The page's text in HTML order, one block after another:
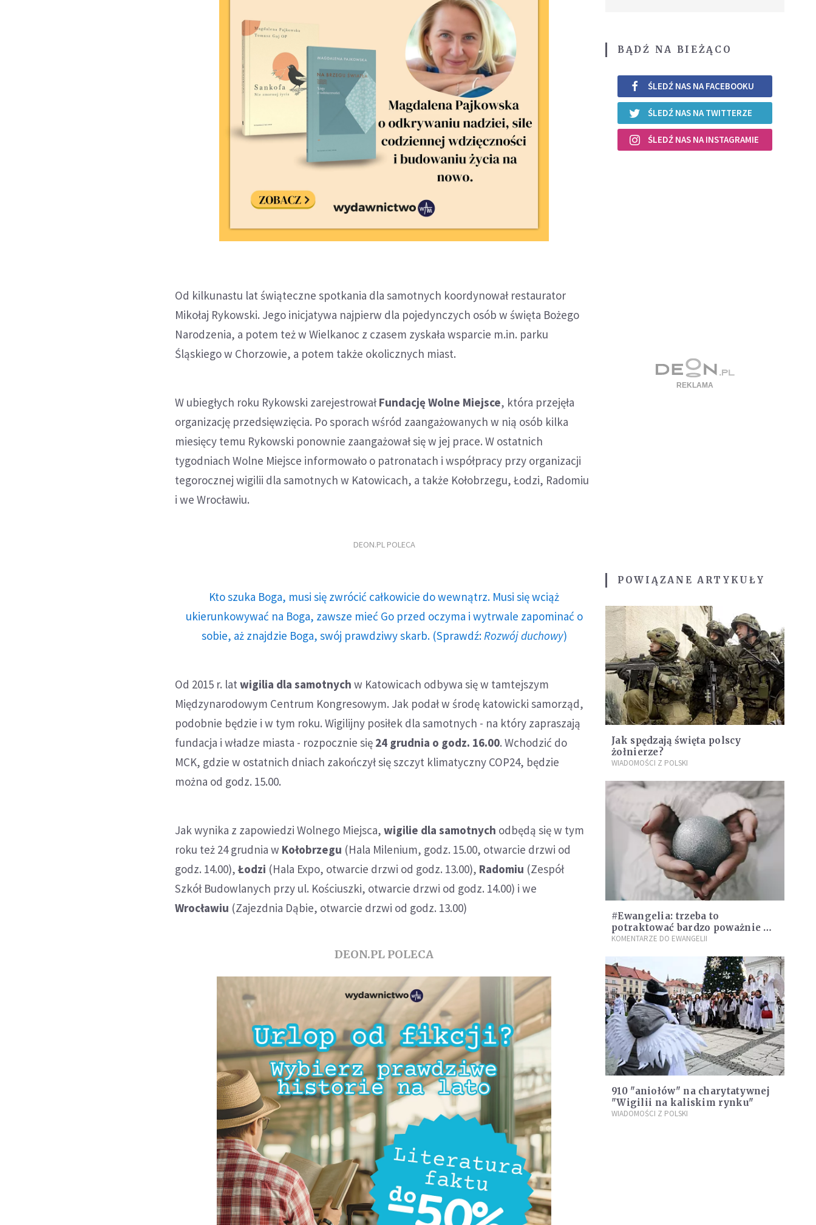
Od kilkunastu lat świąteczne spotkania dla samotnych koordynował restaurator
Mikołaj Rykowski. Jego inicjatywa najpierw dla pojedynczych osób w święta Bożego
Narodzenia, a potem też w Wielkanoc z czasem zyskała wsparcie m.in. parku
Śląskiego w Chorzowie, a potem także okolicznych miast.
W ubiegłych roku Rykowski zarejestrował Fundację Wolne Miejsce, która przejęła
organizację przedsięwzięcia. Po sporach wśród zaangażowanych w nią osób kilka
miesięcy temu Rykowski ponownie zaangażował się w jej prace. W ostatnich
tygodniach Wolne Miejsce informowało o patronatach i współpracy przy organizacji
tegorocznej wigilii dla samotnych w Katowicach, a także Kołobrzegu, Łodzi, Radomiu
i we Wrocławiu.
DEON.PL POLECA
Kto szuka Boga, musi się zwrócić całkowicie do wewnątrz. Musi się wciąż
ukierunkowywać na Boga, zawsze mieć Go przed oczyma i wytrwale zapominać o
sobie, aż znajdzie Boga, swój prawdziwy skarb. (Sprawdź: Rozwój duchowy)
Od 2015 r. latwigilia dla samotnych w Katowicach odbywa się w tamtejszym
Międzynarodowym Centrum Kongresowym. Jak podał w środę katowicki samorząd,
podobnie będzie i w tym roku. Wigilijny posiłek dla samotnych - na który zapraszają
fundacja i władze miasta - rozpocznie się 24 grudnia o godz. 16.00. Wchodzić do
MCK, gdzie w ostatnich dniach zakończył się szczyt klimatyczny COP24, będzie
można od godz. 15.00.
Jak wynika z zapowiedzi Wolnego Miejsca,wigilie dla samotnych odbędą się w tym
roku też 24 grudnia w Kołobrzegu (Hala Milenium, godz. 15.00, otwarcie drzwi od
godz. 14.00),Łodzi (Hala Expo, otwarcie drzwi od godz. 13.00), Radomiu (Zespół
Szkół Budowlanych przy ul. Kościuszki, otwarcie drzwi od godz. 14.00) i we
Wrocławiu (Zajezdnia Dąbie, otwarcie drzwi od godz. 13.00)
DEON.PL POLECA
BĄDŹ NA BIEŻĄCO
ŚLEDŹ NAS NA FACEBOOKU
ŚLEDŹ NAS NA TWITTERZE
ŚLEDŹ NAS NA INSTAGRAMIE
POWIĄZANE ARTYKUŁY
Jak spędzają święta polscy
żołnierze?
WIADOMOŚCI Z POLSKI
#Ewangelia: trzeba to
potraktować bardzo poważnie w
czasie tych Świąt. Zbyt wiele osób
KOMENTARZE DO EWANGELII
910 "aniołów" na charytatywnej
"Wigilii na kaliskim rynku"
WIADOMOŚCI Z POLSKI